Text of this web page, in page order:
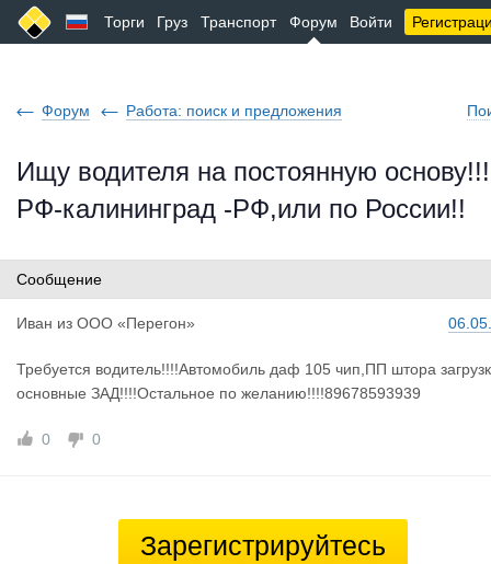
Торги Груз Транспорт Форум Войти
Форум Работа: поиск и предложения
Ищу водителя на постоянную
РФ-калининград -РФ,или по России!!
Сообщение
Иван из ООО «Перегон»
Требуется водитель!!!!Автомобиль даф 105 чип,ПП штора
основные ЗАД!!!!Остальное по желанию!!!!89678593939
0 0
Зарегистрируйтесь